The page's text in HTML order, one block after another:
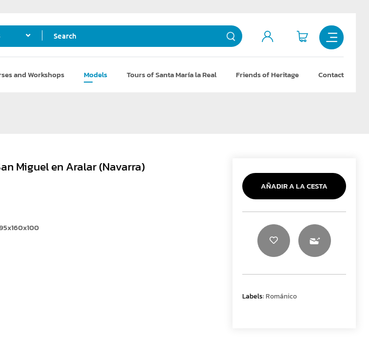
Search
and Workshops Models Tours of Santa María la Real Friends of Heritage Contact
Miguel en Aralar (Navarra)
AÑADIR A LA CESTA
Labels: Románico